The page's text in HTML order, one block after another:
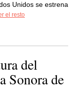
Unidos se estrena
el resto
del
Sonora de